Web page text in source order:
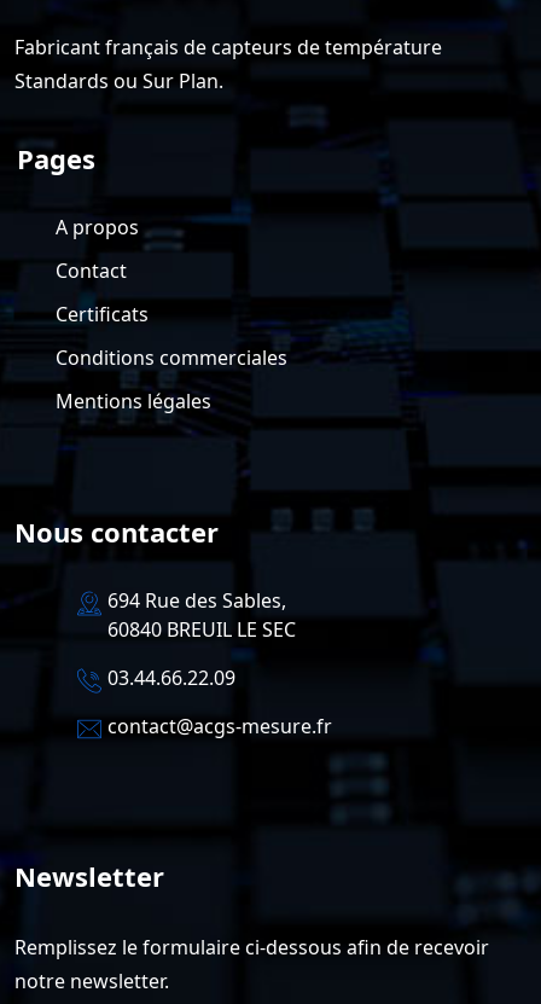
Fabricant français de capteurs de température
Standards ou Sur Plan.
Pages
A propos
Contact
Certificats
Conditions commerciales
Mentions légales
Nous contacter
694 Rue des Sables,
60840 BREUIL LE SEC
03.44.66.22.09
contact@acgs-mesure.fr
Newsletter
Remplissez le formulaire ci-dessous afin de recevoir
notre newsletter.